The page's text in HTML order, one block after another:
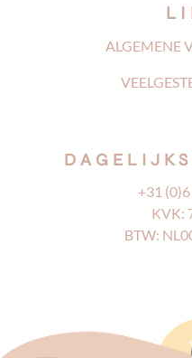
ALGEMENE
+31
KVK:
BTW: